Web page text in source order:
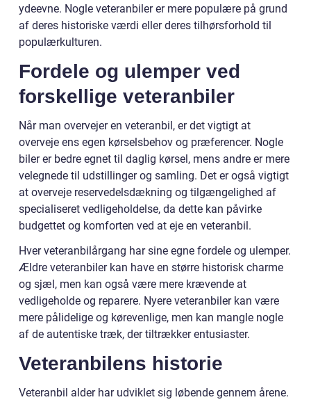
ydeevne. Nogle veteranbiler er mere populære på grund
af deres historiske værdi eller deres tilhørsforhold til
populærkulturen.
Fordele og ulemper ved
forskellige veteranbiler
Når man overvejer en veteranbil, er det vigtigt at
overveje ens egen kørselsbehov og præferencer. Nogle
biler er bedre egnet til daglig kørsel, mens andre er mere
velegnede til udstillinger og samling. Det er også vigtigt
at overveje reservedelsdækning og tilgængelighed af
specialiseret vedligeholdelse, da dette kan påvirke
budgettet og komforten ved at eje en veteranbil.
Hver veteranbilårgang har sine egne fordele og ulemper.
Ældre veteranbiler kan have en større historisk charme
og sjæl, men kan også være mere krævende at
vedligeholde og reparere. Nyere veteranbiler kan være
mere pålidelige og kørevenlige, men kan mangle nogle
af de autentiske træk, der tiltrækker entusiaster.
Veteranbilens historie
Veteranbil alder har udviklet sig løbende gennem årene.